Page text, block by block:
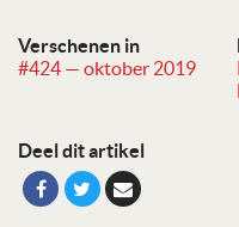
Verschenen in
#424 — oktober 2019
Deel dit artikel